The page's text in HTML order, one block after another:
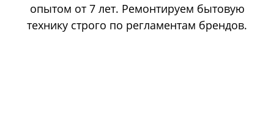
опытом от 7 лет. Ремонтируем бытовую
технику строго по регламентам брендов.